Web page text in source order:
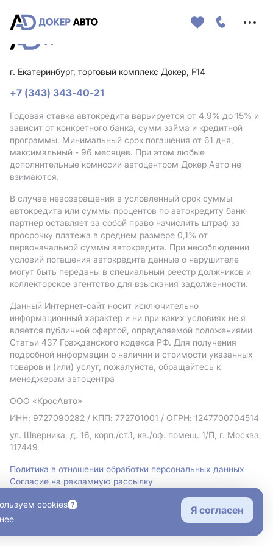
г. Екатеринбург, торговый комплекс Докер, F14
+7 (343) 343-40-21
Годовая ставка автокредита варьируется от 4.9% до 15% и
зависит от конкретного банка, сумм займа и кредитной
программы. Минимальный срок погашения от 61 дня,
максимальный - 96 месяцев. При этом любые
дополнительные комиссии автоцентром Докер Авто не
взимаются.
В случае невозвращения в условленный срок суммы
автокредита или суммы процентов по автокредиту банк-
партнер оставляет за собой право начислить штраф за
просрочку платежа в среднем размере 0,1% от
первоначальной суммы автокредита. При несоблюдении
условий погашения автокредита данные о нарушителе
могут быть переданы в специальный реестр должников и
коллекторское агентство для взыскания задолженности.
Данный Интернет-сайт носит исключительно
информационный характер и ни при каких условиях не я
вляется публичной офертой, определяемой положениями
Статьи 437 Гражданского кодекса РФ. Для получения
подробной информации о наличии и стоимости указанных
товаров и (или) услуг, пожалуйста, обращайтесь к
менеджерам автоцентра
ООО «КросАвто»
ИНН: 9727090282 / КПП: 772701001 / ОГРН: 1247700704514
ул. Шверника, д. 16, корп./ст.1, кв./оф. помещ. 1/П, г. Москва,
117449
Политика в отношении обработки персональных данных
Согласие на рекламную рассылку
cookies
Я согласен